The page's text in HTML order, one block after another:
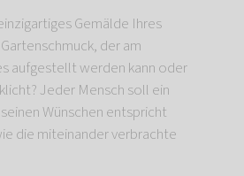
Gemälde Ihres
der am
aufgestellt werden kann oder
Jeder Mensch soll ein
Wünschen entspricht
die miteinander verbrachte